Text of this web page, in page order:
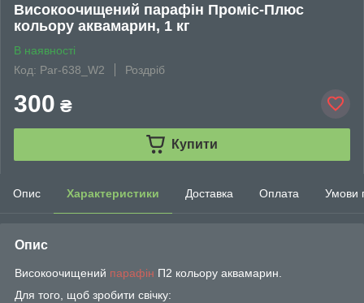
Високоочищений парафін Проміс-Плюс
кольору аквамарин, 1 кг
В наявності
Код: Par-638_W2
Роздріб
300 ₴
Купити
Опис Характеристики Доставка Оплата Умови
Опис
Високоочищений парафін П2 кольору аквамарин.
Для того, щоб зробити свічку: